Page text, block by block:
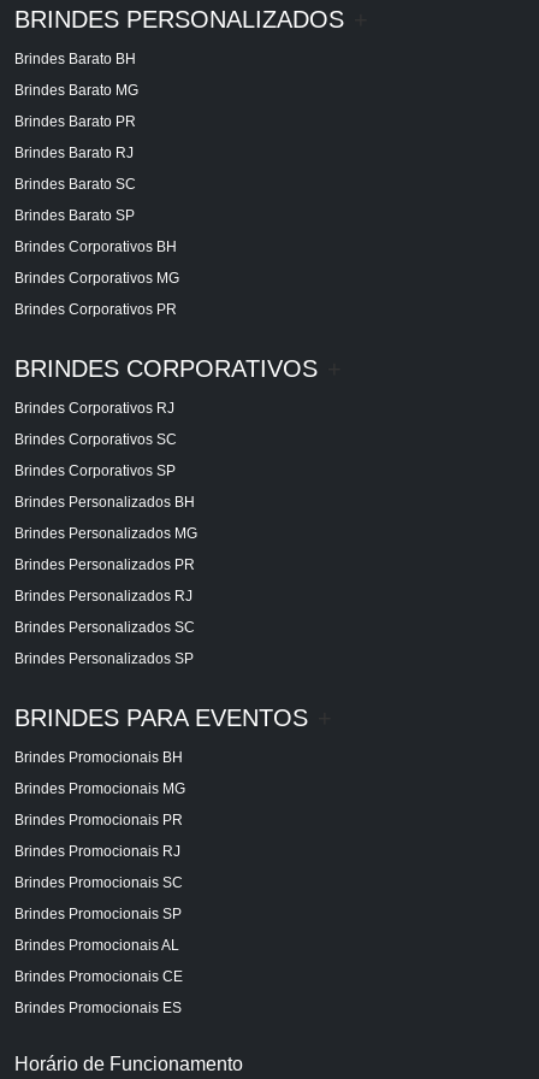
BRINDES PERSONALIZADOS
Brindes Barato BH
Brindes Barato MG
Brindes Barato PR
Brindes Barato RJ
Brindes Barato SC
Brindes Barato SP
Brindes Corporativos BH
Brindes Corporativos MG
Brindes Corporativos PR
BRINDES CORPORATIVOS
Brindes Corporativos RJ
Brindes Corporativos SC
Brindes Corporativos SP
Brindes Personalizados BH
Brindes Personalizados MG
Brindes Personalizados PR
Brindes Personalizados RJ
Brindes Personalizados SC
Brindes Personalizados SP
BRINDES PARA EVENTOS
Brindes Promocionais BH
Brindes Promocionais MG
Brindes Promocionais PR
Brindes Promocionais RJ
Brindes Promocionais SC
Brindes Promocionais SP
Brindes Promocionais AL
Brindes Promocionais CE
Brindes Promocionais ES
Horário de Funcionamento